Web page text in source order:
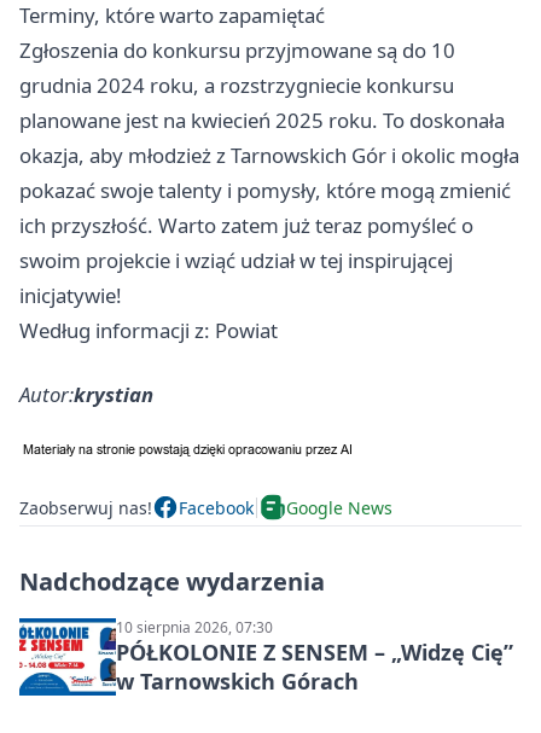
Terminy, które warto zapamiętać
Zgłoszenia do konkursu przyjmowane są do 10
grudnia 2024 roku, a rozstrzygniecie konkursu
planowane jest na kwiecień 2025 roku. To doskonała
okazja, aby młodzież z Tarnowskich Gór i okolic mogła
pokazać swoje talenty i pomysły, które mogą zmienić
ich przyszłość. Warto zatem już teraz pomyśleć o
swoim projekcie i wziąć udział w tej inspirującej
inicjatywie!
Według informacji z: Powiat
Autor:krystian
Zaobserwuj nas! Facebook Google News
Nadchodzące wydarzenia
10 sierpnia 2026, 07:30
PÓŁKOLONIE Z SENSEM – „Widzę Cię”
w Tarnowskich Górach